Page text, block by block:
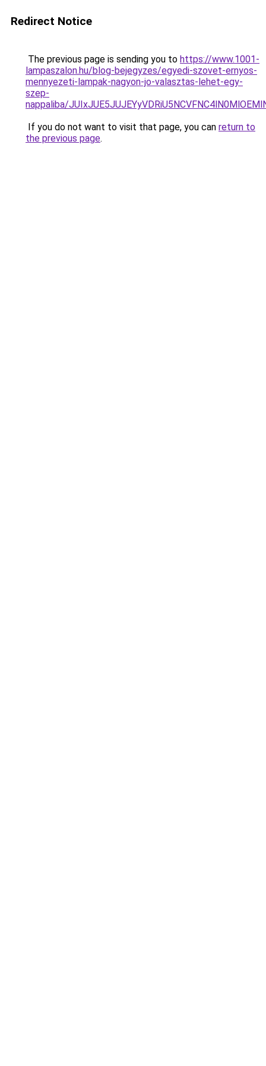
Redirect Notice
The previous page is sending you to https://www.1001-
lampaszalon.hu/blog-bejegyzes/egyedi-szovet-ernyos-
mennyezeti-lampak-nagyon-jo-valasztas-lehet-egy-
szep-
nappaliba/
If you do not want to visit that page, you can return to
the previous page.